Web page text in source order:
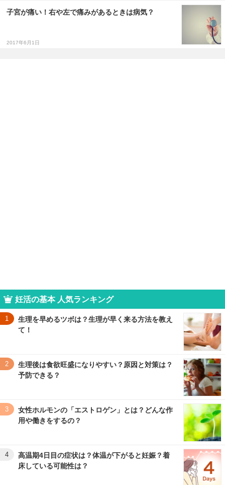
子宮が痛い！右や左で痛みがあるときは病気？
2017年6月1日
妊活の基本 人気ランキング
1
生理を早めるツボは？生理が早く来る方法を教え
て！
2
生理後は食欲旺盛になりやすい？原因と対策は？
予防できる？
3
女性ホルモンの「エストロゲン」とは？どんな作
用や働きをするの？
4
高温期4日目の症状は？体温が下がると妊娠？着
床している可能性は？